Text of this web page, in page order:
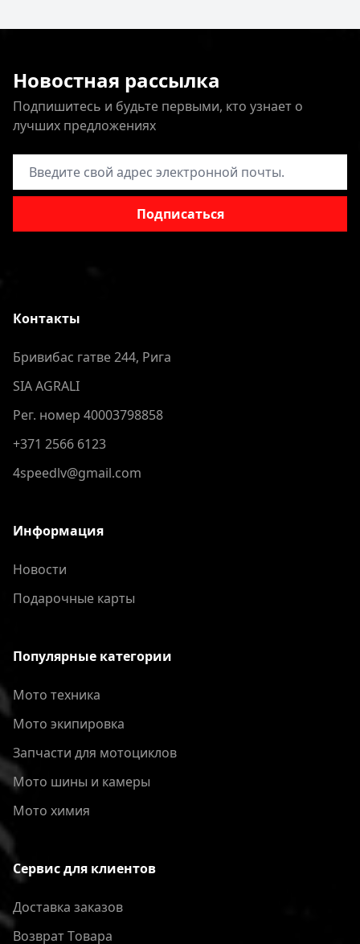
Новостная рассылка
Подпишитесь и будьте первыми, кто узнает о
лучших предложениях
Адрес электронной почты
Подписаться
Контакты
Бривибас гатве 244, Рига
SIA AGRALI
Рег. номер 40003798858
+371 2566 6123
4speedlv@gmail.com
Информация
Новости
Подарочные карты
Популярные категории
Мото техника
Мото экипировка
Запчасти для мотоциклов
Мото шины и камеры
Мото химия
Сервис для клиентов
Доставка заказов
Bозврат Tовара